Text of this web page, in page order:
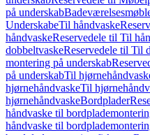
på underskab
UnderskabeTil håndvaske
håndvaskeReservedele til Til
dobbeltvaskeReservedele til Til
montering på underskab
på underskabTil
hjørnehåndvaskeTil
hjørnehåndvaskeBordplader
håndvaske til
håndvaske til